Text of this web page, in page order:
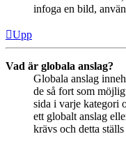
infoga en bild,
Upp
Vad är globala anslag?
Globala anslag
de så fort som
sida i varje kategori
ett globalt anslag
krävs och detta